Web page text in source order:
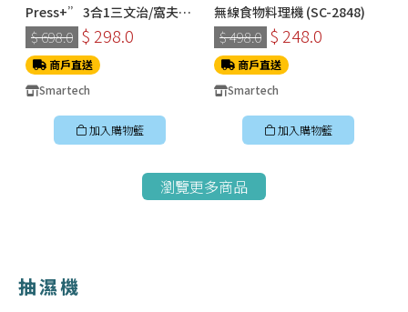
Press+” 3合1三文治/窩夫/
冬甩機 SM-2228
$ 698.0 $ 298.0
商戶直送
Smartech
加入購物籃
無線食物料理機 (SC-2848)
$ 498.0 $ 248.0
商戶直送
Smartech
加入購物籃
瀏覽更多商品
抽濕機